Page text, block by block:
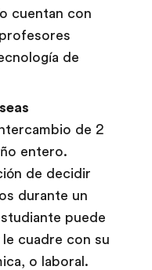
cuentan con
de
de 2
entero.
de decidir
durante un
puede
cuadre con su
o laboral.